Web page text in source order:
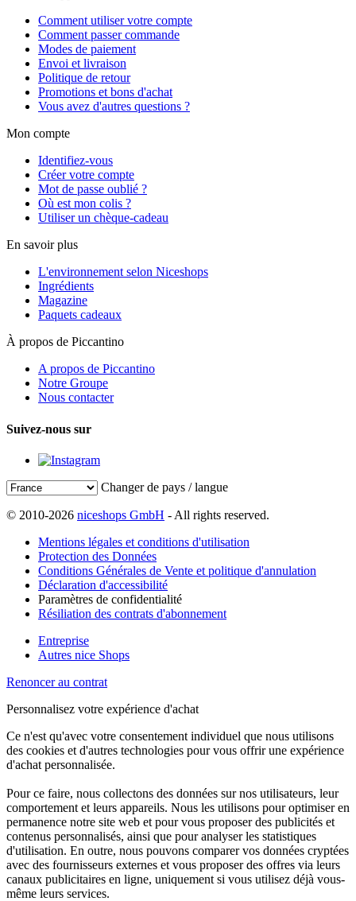
Comment utiliser votre compte
Comment passer commande
Modes de paiement
Envoi et livraison
Politique de retour
Promotions et bons d'achat
Vous avez d'autres questions ?
Mon compte
Identifiez-vous
Créer votre compte
Mot de passe oublié ?
Où est mon colis ?
Utiliser un chèque-cadeau
En savoir plus
L'environnement selon Niceshops
Ingrédients
Magazine
Paquets cadeaux
À propos de Piccantino
A propos de Piccantino
Notre Groupe
Nous contacter
Suivez-nous sur
Changer de pays / langue
© 2010-2026 niceshops GmbH - All rights reserved.
Mentions légales et conditions d'utilisation
Protection des Données
Conditions Générales de Vente et politique d'annulation
Déclaration d'accessibilité
Paramètres de confidentialité
Résiliation des contrats d'abonnement
Entreprise
Autres nice Shops
Renoncer au contrat
Personnalisez votre expérience d'achat
Ce n'est qu'avec votre consentement individuel que nous utilisons
des cookies et d'autres technologies pour vous offrir une expérience
d'achat personnalisée.
Pour ce faire, nous collectons des données sur nos utilisateurs, leur
comportement et leurs appareils. Nous les utilisons pour optimiser en
permanence notre site web et pour vous proposer des publicités et
contenus personnalisés, ainsi que pour analyser les statistiques
d'utilisation. En outre, nous pouvons comparer vos données cryptées
avec des fournisseurs externes et vous proposer des offres via leurs
canaux publicitaires en ligne, uniquement si vous utilisez déjà vous-
même leurs services.